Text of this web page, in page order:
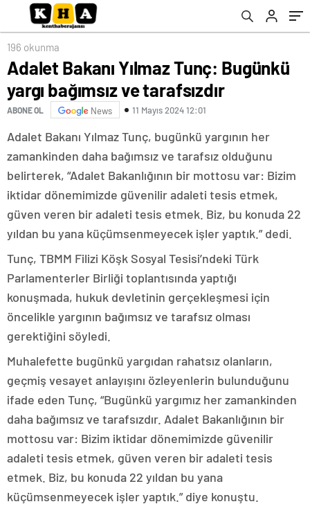
196 okunma
Adalet Bakanı Yılmaz Tunç: Bugünkü
yargı bağımsız ve tarafsızdır
ABONE OL News 11 Mayıs 2024 12:01
Adalet Bakanı Yılmaz Tunç, bugünkü yargının her
zamankinden daha bağımsız ve tarafsız olduğunu
belirterek, “Adalet Bakanlığının bir mottosu var: Bizim
iktidar dönemimizde güvenilir adaleti tesis etmek,
güven veren bir adaleti tesis etmek. Biz, bu konuda 22
yıldan bu yana küçümsenmeyecek işler yaptık.” dedi.
Tunç, TBMM Filizi Köşk Sosyal Tesisi’ndeki Türk
Parlamenterler Birliği toplantısında yaptığı
konuşmada, hukuk devletinin gerçekleşmesi için
öncelikle yargının bağımsız ve tarafsız olması
gerektiğini söyledi.
Muhalefette bugünkü yargıdan rahatsız olanların,
geçmiş vesayet anlayışını özleyenlerin bulunduğunu
ifade eden Tunç, “Bugünkü yargımız her zamankinden
daha bağımsız ve tarafsızdır. Adalet Bakanlığının bir
mottosu var: Bizim iktidar dönemimizde güvenilir
adaleti tesis etmek, güven veren bir adaleti tesis
etmek. Biz, bu konuda 22 yıldan bu yana
küçümsenmeyecek işler yaptık.” diye konuştu.
Bir Süreç İçerisindeyiz